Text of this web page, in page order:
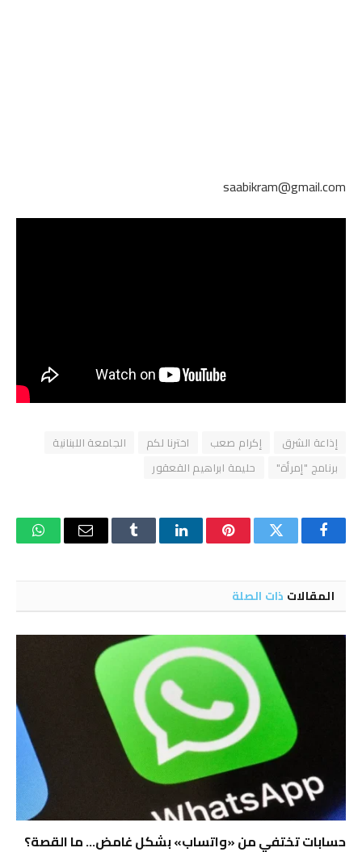
saabikram@gmail.com
إذاعة الشرق إكرام صعب اخترنا لكم
الجامعة اللبنانية
برنامج "إمرأة"
حليمة ابراهيم القعقور
فيسبوكتويتر بينتيريستلينكدإن Tumblr البريد
المقالات ذات الصلة
حسابات تختفي من «واتساب» بشكل غامض… ما القصة؟